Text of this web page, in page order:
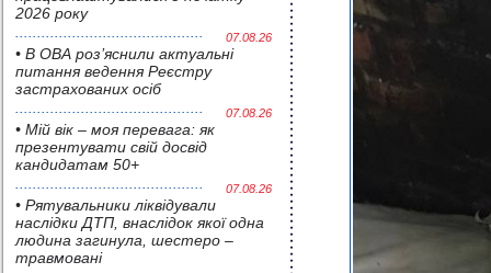
2026 року
07.08.26
• В ОВА роз’яснили актуальні
питання ведення Реєстру
застрахованих осіб
07.08.26
• Мій вік – моя перевага: як
презентувати свій досвід
кандидатам 50+
07.08.26
• Pятувальники ліквідували
наслідки ДТП, внаслідок якої одна
людина загинула, шестеро –
травмовані